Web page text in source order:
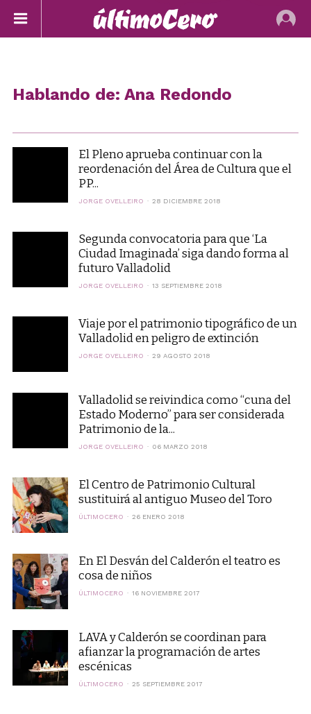
Hablando de: Ana Redondo
El Pleno aprueba continuar con la
reordenación del Área de Cultura que el
PP...
JORGE OVELLEIRO 28 DICIEMBRE 2018
Segunda convocatoria para que ‘La
Ciudad Imaginada’ siga dando forma al
futuro Valladolid
JORGE OVELLEIRO 13 SEPTIEMBRE 2018
Viaje por el patrimonio tipográfico de un
Valladolid en peligro de extinción
JORGE OVELLEIRO 29 AGOSTO 2018
Valladolid se reivindica como “cuna del
Estado Moderno” para ser considerada
Patrimonio de la...
JORGE OVELLEIRO 06 MARZO 2018
El Centro de Patrimonio Cultural
sustituirá al antiguo Museo del Toro
ÚLTIMOCERO 26 ENERO 2018
En El Desván del Calderón el teatro es
cosa de niños
ÚLTIMOCERO 16 NOVIEMBRE 2017
LAVA y Calderón se coordinan para
afianzar la programación de artes
escénicas
ÚLTIMOCERO 25 SEPTIEMBRE 2017